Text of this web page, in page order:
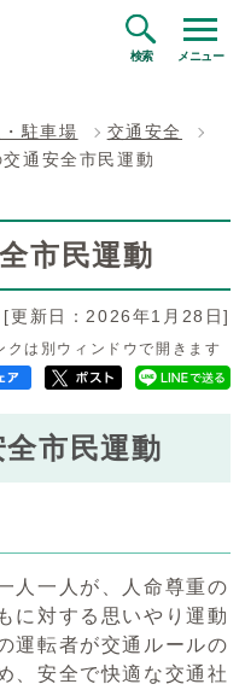
検索 メニュー
駐車場
交通安全
通安全市民運動
市民運動
[更新日：2026年1月28日]
クは別ウィンドウで開きます
市民運動
人一人が、人命尊重の
に対する思いやり運動
運転者が交通ルールの
、安全で快適な交通社